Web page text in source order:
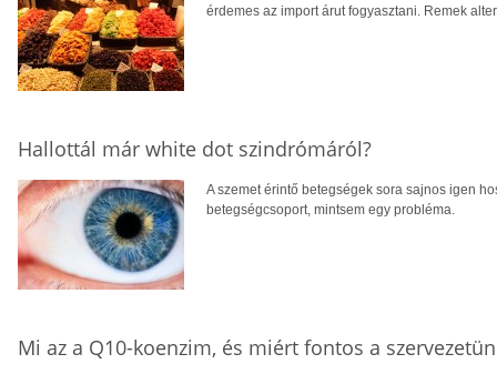
érdemes az import árut fogyasztani. Remek
Hallottál már white dot szindrómáról?
A szemet érintő betegségek sora sajnos igen
betegségcsoport, mintsem egy probléma.
Mi az a Q10-koenzim, és miért fontos a